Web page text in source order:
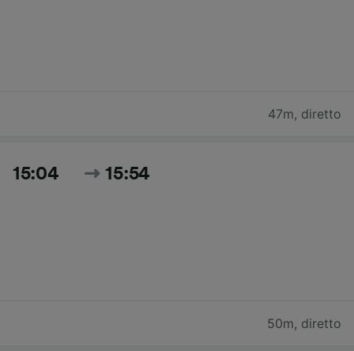
47m, diretto
15:04 15:54
50m, diretto